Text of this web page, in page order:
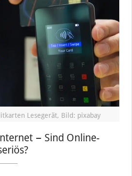
Lesegerät, Bild: pixabay
− Sind Online-